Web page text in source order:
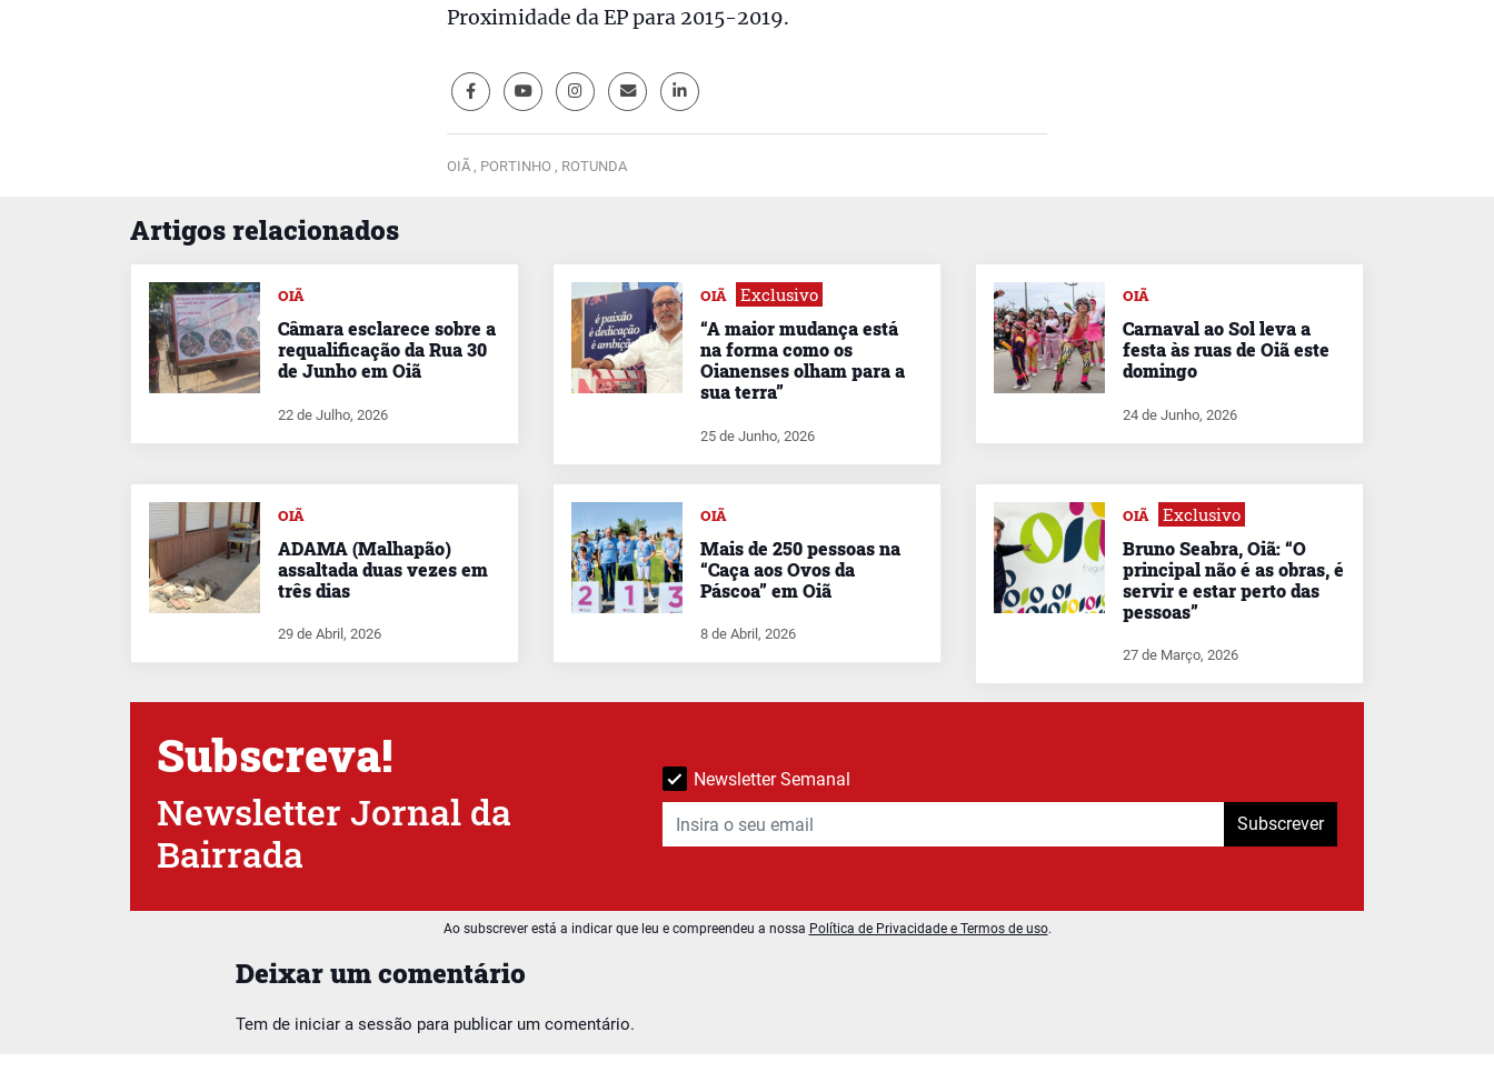
Proximidade da EP para 2015-2019.
OIÃ , PORTINHO , ROTUNDA
Artigos relacionados
Deixar um comentário
Tem de iniciar a sessão para publicar um comentário.
OIÃ
Câmara esclarece sobre a
requalificação da Rua 30
de Junho em Oiã
22 de Julho, 2026
OIÃ Exclusivo
“A maior mudança está
na forma como os
Oianenses olham para a
sua terra”
25 de Junho, 2026
OIÃ
Carnaval ao Sol leva a
festa às ruas de Oiã este
domingo
24 de Junho, 2026
OIÃ
ADAMA (Malhapão)
assaltada duas vezes em
três dias
29 de Abril, 2026
OIÃ
Mais de 250 pessoas na
“Caça aos Ovos da
Páscoa” em Oiã
8 de Abril, 2026
OIÃ Exclusivo
Bruno Seabra, Oiã: “O
principal não é as obras, é
servir e estar perto das
pessoas”
27 de Março, 2026
Subscreva!
Newsletter Jornal da
Bairrada
Newsletter Semanal
Subscrever
Ao subscrever está a indicar que leu e compreendeu a nossa Política de Privacidade e Termos de uso.